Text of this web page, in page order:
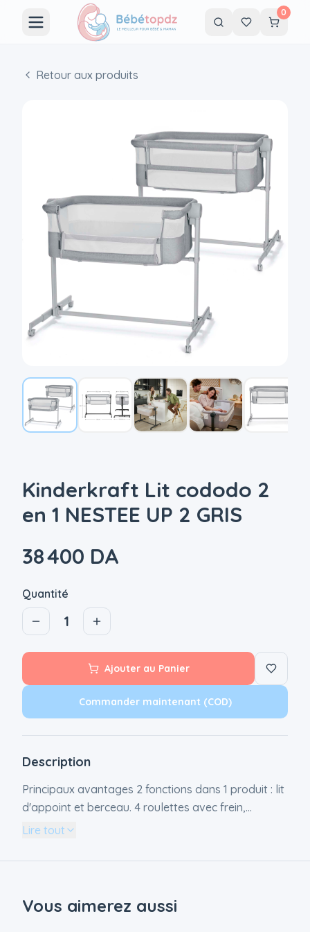
0
Retour aux produits
Kinderkraft Lit cododo 2
en 1 NESTEE UP 2 GRIS
38 400 DA
Quantité
1
Ajouter au Panier
Commander maintenant (COD)
Description
Principaux avantages 2 fonctions dans 1 produit : lit
d'appoint et berceau. 4 roulettes avec frein,
facilitant le déplacement. Matelas et drap inclus.
d'inclinaison Nuits communes à portée de main
parents de nourrissons. Il s'agit d'un lit pratique 2 en
1, qui sert de lit co-dodo et de lit bébé autonome,
Lire tout
Vous aimerez aussi